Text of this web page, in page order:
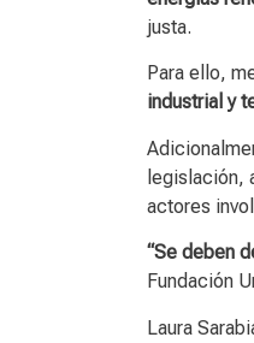
justa.
Para ello,
industrial y
legislación,
actores
“Se deben
Fundación
Laura